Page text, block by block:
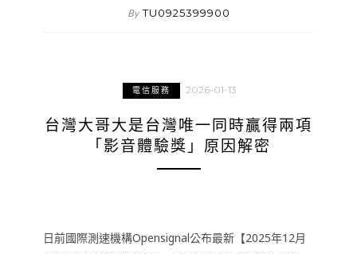
By TU0925399900
電信服務 2026-01-13
台灣大哥大是台灣唯一同時贏得兩項
「影音體驗獎」原因解密
日前國際測速機構Opensignal公布最新【2025年12月